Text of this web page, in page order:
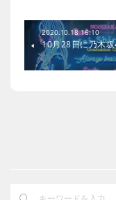
2020.10.18 16:10
10月28日に乃木